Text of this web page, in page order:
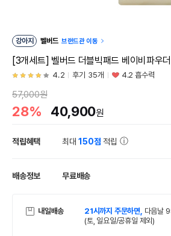
강아지 벨버드 브랜드관 이동
[3개세트] 벨버드 더블빅패드 베이비파
4.2 후기 35개 4.2 흡수력
57,000원
28% 40,900원
적립혜택 최대150점 적립
배송정보 무료배송
내일배송 21시까지 주문하면, 다음날
(토, 일요일/공휴일 제외)